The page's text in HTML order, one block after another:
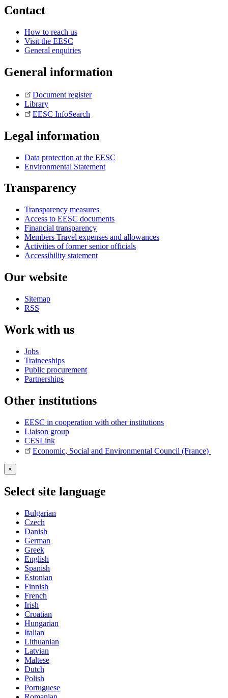
Contact
How to reach us
Visit the EESC
General enquiries
General information
Document register
Library
EESC InfoSearch
Legal information
Data protection at the EESC
Environmental Statement
Transparency
Transparency measures
Access to EESC documents
Financial transparency
Members Travel expenses and allowances
Activities of former senior officials
Accessibility statement
Our website
Sitemap
RSS
Work with us
Jobs
Traineeships
Public procurement
Partnerships
Other institutions
EESC in cooperation with other institutions
Liaison group
CESLink
Economic, Social and Environmental Council (France)
×
Select site language
Bulgarian
Czech
Danish
German
Greek
English
Spanish
Estonian
Finnish
French
Irish
Croatian
Hungarian
Italian
Lithuanian
Latvian
Maltese
Dutch
Polish
Portuguese